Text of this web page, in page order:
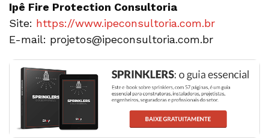
Ipê Fire Protection Consultoria
Site: https://www.ipeconsultoria.com.br
E-mail: projetos@ipeconsultoria.com.br